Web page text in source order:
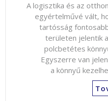
A logisztika és az
egyértelművé vált,
tartósság
területen jelentik
polcbetétes
Egyszerre van
a könnyű